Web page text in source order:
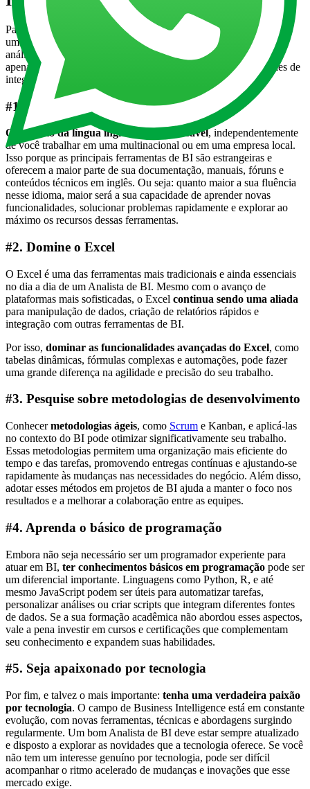
Para se destacar como Analista de BI, é fundamental desenvolver
um conjunto de habilidades e conhecimentos que vão além da
análise de dados em si. O mercado exige profissionais que não
apenas dominem as ferramentas, mas que também sejam capazes de
integrar tecnologia e metodologias. Saiba mais:
#1. Aprenda a falar inglês
O domínio da língua inglesa é indispensável, independentemente
de você trabalhar em uma multinacional ou em uma empresa local.
Isso porque as principais ferramentas de BI são estrangeiras e
oferecem a maior parte de sua documentação, manuais, fóruns e
conteúdos técnicos em inglês. Ou seja: quanto maior a sua fluência
nesse idioma, maior será a sua capacidade de aprender novas
funcionalidades, solucionar problemas rapidamente e explorar ao
máximo os recursos dessas ferramentas.
#2. Domine o Excel
O Excel é uma das ferramentas mais tradicionais e ainda essenciais
no dia a dia de um Analista de BI. Mesmo com o avanço de
plataformas mais sofisticadas, o Excel continua sendo uma aliada
para manipulação de dados, criação de relatórios rápidos e
integração com outras ferramentas de BI.
Por isso, dominar as funcionalidades avançadas do Excel, como
tabelas dinâmicas, fórmulas complexas e automações, pode fazer
uma grande diferença na agilidade e precisão do seu trabalho.
#3. Pesquise sobre metodologias de desenvolvimento
Conhecermetodologias ágeis, como Scrum e Kanban, e aplicá-las
no contexto do BI pode otimizar significativamente seu trabalho.
Essas metodologias permitem uma organização mais eficiente do
tempo e das tarefas, promovendo entregas contínuas e ajustando-se
rapidamente às mudanças nas necessidades do negócio. Além disso,
adotar esses métodos em projetos de BI ajuda a manter o foco nos
resultados e a melhorar a colaboração entre as equipes.
#4. Aprenda o básico de programação
Embora não seja necessário ser um programador experiente para
atuar em BI, ter conhecimentos básicos em programação pode ser
um diferencial importante. Linguagens como Python, R, e até
mesmo JavaScript podem ser úteis para automatizar tarefas,
personalizar análises ou criar scripts que integram diferentes fontes
de dados. Se a sua formação acadêmica não abordou esses aspectos,
vale a pena investir em cursos e certificações que complementam
seu conhecimento e expandem suas habilidades.
#5. Seja apaixonado por tecnologia
Por fim, e talvez o mais importante: tenha uma verdadeira paixão
por tecnologia. O campo de Business Intelligence está em constante
evolução, com novas ferramentas, técnicas e abordagens surgindo
regularmente. Um bom Analista de BI deve estar sempre atualizado
e disposto a explorar as novidades que a tecnologia oferece. Se você
não tem um interesse genuíno por tecnologia, pode ser difícil
acompanhar o ritmo acelerado de mudanças e inovações que esse
mercado exige.